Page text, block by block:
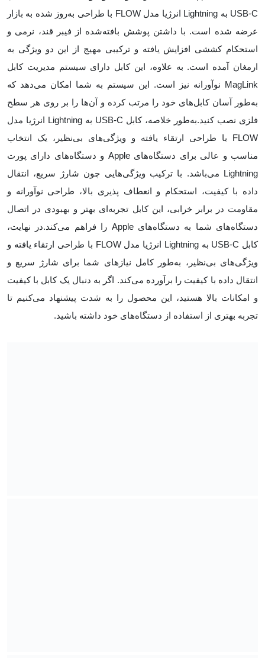
USB-C به Lightning انرژیا مدل FLOW با طراحی به‌روز شده به بازار
عرضه شده است. با داشتن پوشش بافته‌شده از فیبر قند، نرمی و
استحکام کششی افزایش یافته و ترکیبی مهیج از این دو ویژگی به
ارمغان آمده است. به علاوه، این کابل دارای سیستم مدیریت کابل
MagLink نوآورانه نیز است. این سیستم به شما امکان می‌دهد که
به‌طور آسان کابل‌های خود را مرتب کرده و آن‌ها را بر روی هر سطح
فلزی نصب کنید.به‌طور خلاصه، کابل USB-C به Lightning انرژیا مدل
FLOW با طراحی ارتقاء یافته و ویژگی‌های بی‌نظیر، یک انتخاب
مناسب و عالی برای دستگاه‌های Apple و دستگاه‌های دارای پورت
Lightning می‌باشد. با ترکیب ویژگی‌هایی چون شارژ سریع، انتقال
داده با کیفیت، استحکام و انعطاف پذیری بالا، طراحی نوآورانه و
مقاومت در برابر خرابی، این کابل تجربه‌ای بهتر و بهبودی در اتصال
دستگاه‌های شما به دستگاه‌های Apple را فراهم می‌کند.در نهایت،
کابل USB-C به Lightning انرژیا مدل FLOW با طراحی ارتقاء یافته و
ویژگی‌های بی‌نظیر، به‌طور کامل نیازهای شما برای شارژ سریع و
انتقال داده با کیفیت را برآورده می‌کند. اگر به دنبال یک کابل با کیفیت
و امکانات بالا هستید، این محصول را به شدت پیشنهاد می‌کنیم تا
تجربه بهتری از استفاده از دستگاه‌های خود داشته باشید.